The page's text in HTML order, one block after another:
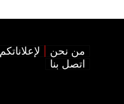
من نحن لإعلاناتكم
اتصل بنا